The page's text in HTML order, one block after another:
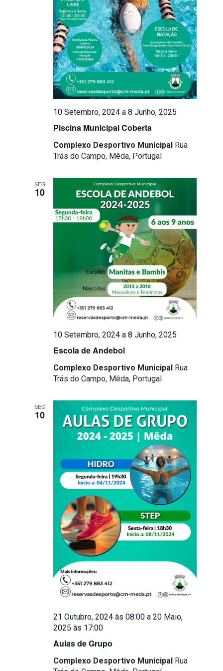
Eventos
Piscina Municipal Coberta
10 Setembro, 2024 a8 Junho, 2025
Complexo Desportivo Municipal Rua
Trás do Campo, Mêda, Portugal
SEG
10
Escola de Andebol
10 Setembro, 2024 a8 Junho, 2025
Complexo Desportivo Municipal Rua
Trás do Campo, Mêda, Portugal
SEG
10
Aulas de Grupo
21 Outubro, 2024 às 08:00 a20 Maio,
2025 às 17:00
Complexo Desportivo Municipal Rua